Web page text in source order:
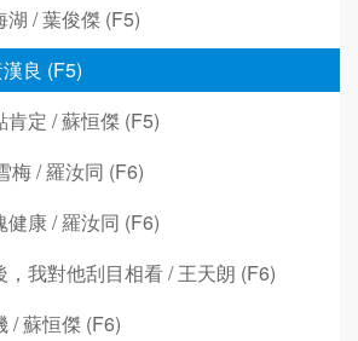
/ 葉俊傑 (F5)
良 (F5)
定 / 蘇恒傑 (F5)
梅 / 羅汝同 (F6)
康 / 羅汝同 (F6)
我對他刮目相看 / 王天朗 (F6)
/ 蘇恒傑 (F6)